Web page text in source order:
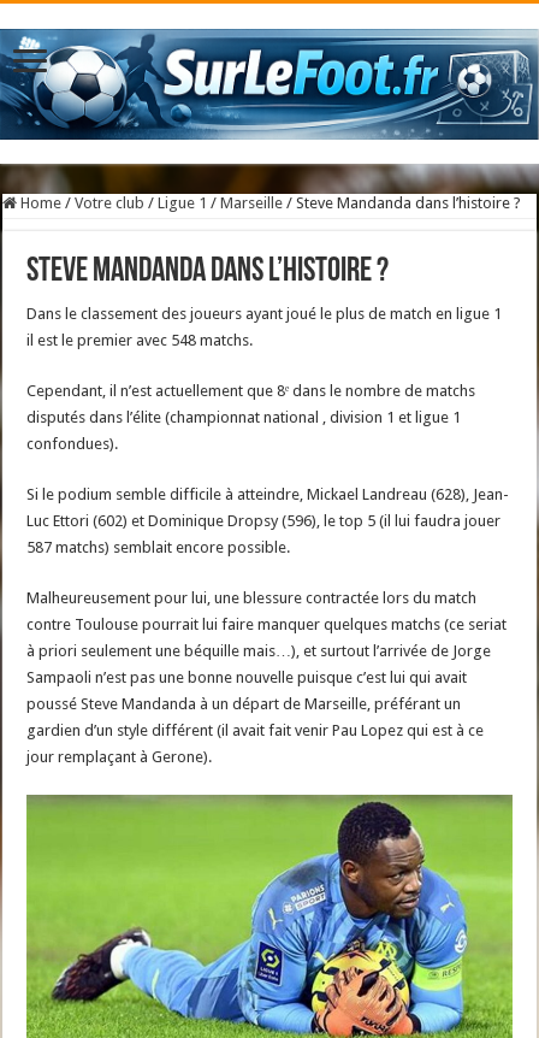
Home / Votre club / Ligue 1 / Marseille / Steve Mandanda dans l’histoire ?
Steve Mandanda dans l’histoire ?
Dans le classement des joueurs ayant joué le plus de match en ligue 1
il est le premier avec 548 matchs.
Cependant, il n’est actuellement que 8ᵉ dans le nombre de matchs
disputés dans l’élite (championnat national , division 1 et ligue 1
confondues).
Si le podium semble difficile à atteindre, Mickael Landreau (628), Jean-
Luc Ettori (602) et Dominique Dropsy (596), le top 5 (il lui faudra jouer
587 matchs) semblait encore possible.
Malheureusement pour lui, une blessure contractée lors du match
contre Toulouse pourrait lui faire manquer quelques matchs (ce seriat
à priori seulement une béquille mais…), et surtout l’arrivée de Jorge
Sampaoli n’est pas une bonne nouvelle puisque c’est lui qui avait
poussé Steve Mandanda à un départ de Marseille, préférant un
gardien d’un style différent (il avait fait venir Pau Lopez qui est à ce
jour remplaçant à Gerone).